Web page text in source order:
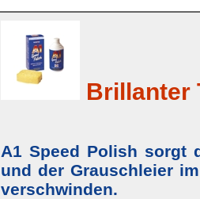
Brillanter
A1 Speed Polish sorgt
und der Grauschleier
verschwinden.